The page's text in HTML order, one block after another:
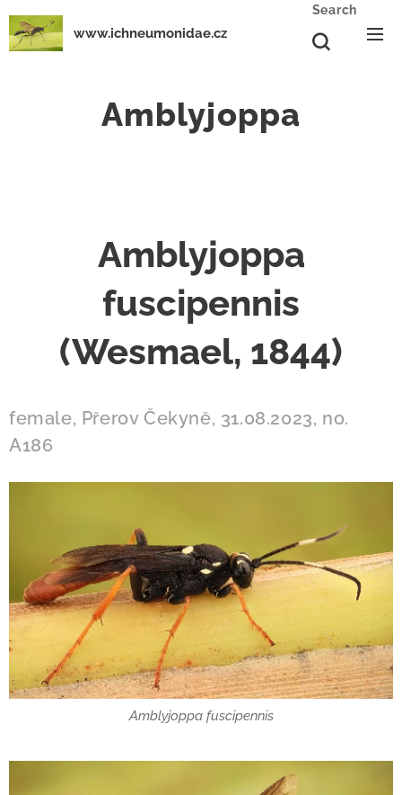
www.ichneumonidae.cz
Search
Amblyjoppa
Amblyjoppa
fuscipennis
(Wesmael, 1844)
female, Přerov Čekyně, 31.08.2023, no.
A186
Amblyjoppa fuscipennis